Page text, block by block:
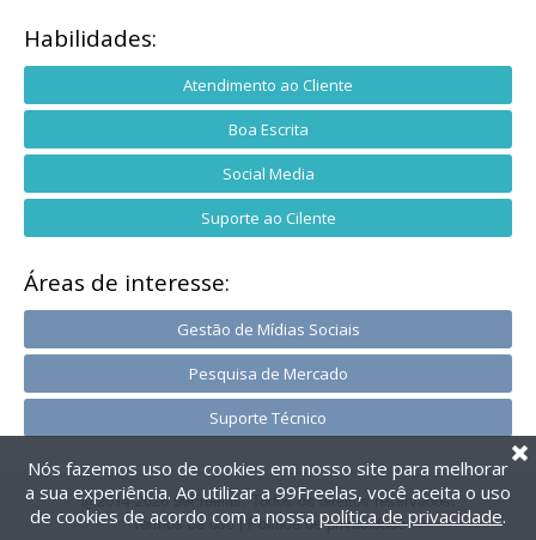
Habilidades:
Atendimento ao Cliente
Boa Escrita
Social Media
Suporte ao Cilente
Áreas de interesse:
Gestão de Mídias Sociais
Pesquisa de Mercado
Suporte Técnico
@2014-2026 99Freelas. Todos os direitos reservados.
Termos de uso| Política de privacidade
Nós fazemos uso de cookies em nosso site para melhorar
a sua experiência. Ao utilizar a 99Freelas, você aceita o uso
de cookies de acordo com a nossa política de privacidade.